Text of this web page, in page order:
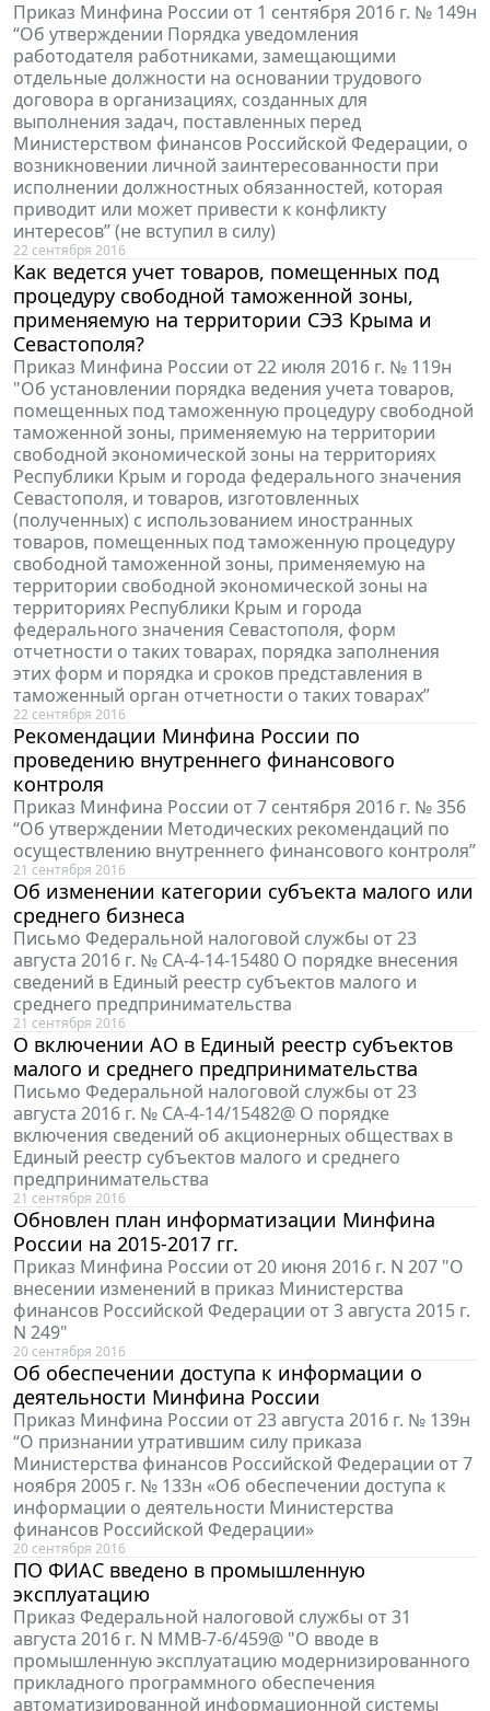
Приказ Минфина России от 1 сентября 2016 г. № 149н
“Об утверждении Порядка уведомления
работодателя работниками, замещающими
отдельные должности на основании трудового
договора в организациях, созданных для
выполнения задач, поставленных перед
Министерством финансов Российской Федерации, о
возникновении личной заинтересованности при
исполнении должностных обязанностей, которая
приводит или может привести к конфликту
интересов” (не вступил в силу)
22 сентября 2016
Как ведется учет товаров, помещенных под
процедуру свободной таможенной зоны,
применяемую на территории СЭЗ Крыма и
Севастополя?
Приказ Минфина России от 22 июля 2016 г. № 119н
"Об установлении порядка ведения учета товаров,
помещенных под таможенную процедуру свободной
таможенной зоны, применяемую на территории
свободной экономической зоны на территориях
Республики Крым и города федерального значения
Севастополя, и товаров, изготовленных
(полученных) с использованием иностранных
товаров, помещенных под таможенную процедуру
свободной таможенной зоны, применяемую на
территории свободной экономической зоны на
территориях Республики Крым и города
федерального значения Севастополя, форм
отчетности о таких товарах, порядка заполнения
этих форм и порядка и сроков представления в
таможенный орган отчетности о таких товарах”
22 сентября 2016
Рекомендации Минфина России по
проведению внутреннего финансового
контроля
Приказ Минфина России от 7 сентября 2016 г. № 356
“Об утверждении Методических рекомендаций по
осуществлению внутреннего финансового контроля”
21 сентября 2016
Об изменении категории субъекта малого или
среднего бизнеса
Письмо Федеральной налоговой службы от 23
августа 2016 г. № СА-4-14-15480 О порядке внесения
сведений в Единый реестр субъектов малого и
среднего предпринимательства
21 сентября 2016
О включении АО в Единый реестр субъектов
малого и среднего предпринимательства
Письмо Федеральной налоговой службы от 23
августа 2016 г. № СА-4-14/15482@ О порядке
включения сведений об акционерных обществах в
Единый реестр субъектов малого и среднего
предпринимательства
21 сентября 2016
Обновлен план информатизации Минфина
России на 2015-2017 гг.
Приказ Минфина России от 20 июня 2016 г. N 207 "О
внесении изменений в приказ Министерства
финансов Российской Федерации от 3 августа 2015 г.
N 249"
20 сентября 2016
Об обеспечении доступа к информации о
деятельности Минфина России
Приказ Минфина России от 23 августа 2016 г. № 139н
“О признании утратившим силу приказа
Министерства финансов Российской Федерации от 7
ноября 2005 г. № 133н «Об обеспечении доступа к
информации о деятельности Министерства
финансов Российской Федерации»
20 сентября 2016
ПО ФИАС введено в промышленную
эксплуатацию
Приказ Федеральной налоговой службы от 31
августа 2016 г. N ММВ-7-6/459@ "О вводе в
промышленную эксплуатацию модернизированного
прикладного программного обеспечения
автоматизированной информационной системы